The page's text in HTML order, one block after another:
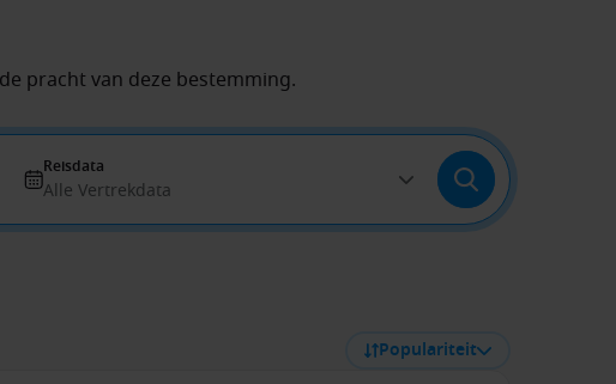
pracht van deze bestemming.
Reisdata
Alle Vertrekdata
Populariteit